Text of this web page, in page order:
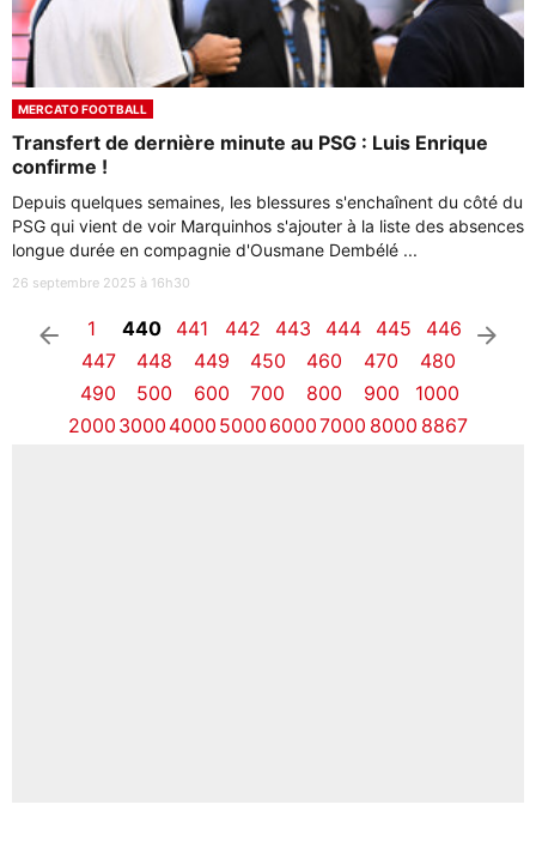
MERCATO FOOTBALL
Transfert de dernière minute au PSG : Luis Enrique
confirme !
Depuis quelques semaines, les blessures s'enchaînent du côté du
PSG qui vient de voir Marquinhos s'ajouter à la liste des absences
longue durée en compagnie d'Ousmane Dembélé ...
26 septembre 2025 à 16h30
arrow_left 1 440 441 442 443 444 445
446
447
448 449 450 460 470
480
490
500 600 700 800 900
1000
2000 3000 4000 5000 60007000 8000 8867
arrow_right